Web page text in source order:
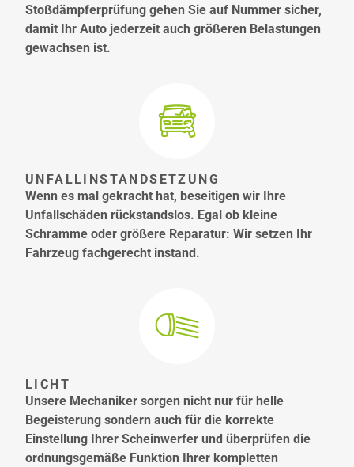
Stoßdämpferprüfung gehen Sie auf Nummer sicher,
damit Ihr Auto jederzeit auch größeren Belastungen
gewachsen ist.
UNFALLINSTANDSETZUNG
Wenn es mal gekracht hat, beseitigen wir Ihre
Unfallschäden rückstandslos. Egal ob kleine
Schramme oder größere Reparatur: Wir setzen Ihr
Fahrzeug fachgerecht instand.
LICHT
Unsere Mechaniker sorgen nicht nur für helle
Begeisterung sondern auch für die korrekte
Einstellung Ihrer Scheinwerfer und überprüfen die
ordnungsgemäße Funktion Ihrer kompletten